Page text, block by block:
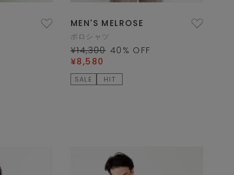
MEN'S MELROSE
ポロシャツ
¥14,300 40 % OFF
¥8,580
SALE HIT